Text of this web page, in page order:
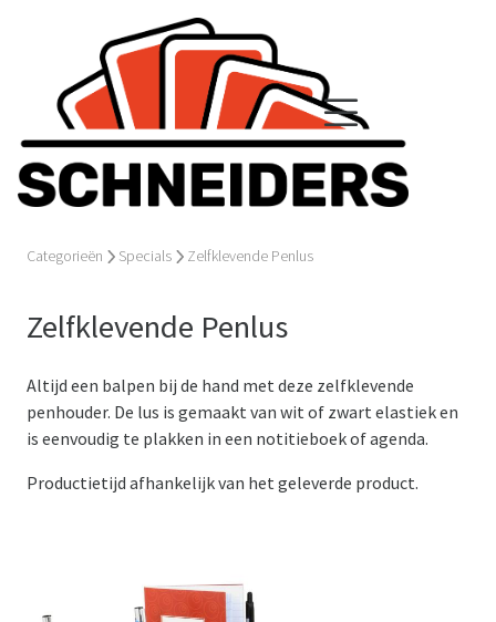
Categorieën Specials Zelfklevende Penlus
Zelfklevende Penlus
Altijd een balpen bij de hand met deze zelfklevende
penhouder. De lus is gemaakt van wit of zwart elastiek en
is eenvoudig te plakken in een notitieboek of agenda.
Productietijd afhankelijk van het geleverde product.